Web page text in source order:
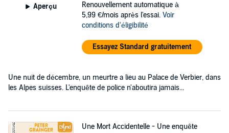
Aperçu
Renouvellement automatique à
5,99 €/mois après l'essai. Voir
conditions d'éligibilité
Essayez Standard gratuitement
Une nuit de décembre, un meurtre a lieu au Palace de Verbier, dans
les Alpes suisses. L'enquête de police n'aboutira jamais...
Une Mort Accidentelle - Une enquête